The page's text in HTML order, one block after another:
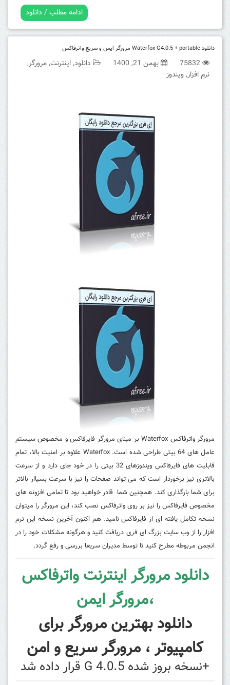
ادامه مطلب / دانلود
دانلود Waterfox G4.0.5 + portable مرورگر ایمن و سریع واترفاکس
75832 بهمن 21, 1400 دانلود,اینترنت,مرورگر,
نرم افزار,ویندوز
مرورگر واترفاکس Waterfox بر مبنای مرورگر فایرفاکس و مخصوص سیستم
عامل های 64 بیتی طراحی شده است. Waterfox علاوه بر امنیت بالا، تمام
قابلیت های فایرفاکس ویندوزهای 32 بیتی را در خود جای دارد و از سرعت
بالاتری نیز برخوردار است که می تواند صفحات را نیز با سرعت بسیاار بالاتر
برای شما بارگذاری کند. همچنین شما قادر خواهید بود تا تمامی افزونه های
مخصوص فایرفاکس را نیز بر روی واترفاکس نصب کند، این مرورگر را میتوان
نسخه تکامل یافته ای از فایرفاکس نامید. هم اکنون آخرین نسخه این نرم
افزار را از وب سایت بزرگای فری دریافت کنید و هرگونه مشکلات خود را در
انجمن مربوطه مطرح کنید تا توسط مدیران سریعا بررسی و رفع گردد.
دانلود مرورگر اینترنت واترفاکس
،مرورگر ایمن
دانلود بهترین مرورگر برای
کامپیوتر ، مرورگر سریع و امن
+نسخه بروز شده G 4.0.5 قرار داده شد